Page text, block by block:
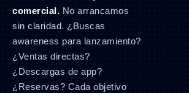
comercial. No arrancamos
sin claridad. ¿Buscas
awareness para lanzamiento?
¿Ventas directas?
¿Descargas de app?
¿Reservas? Cada objetivo